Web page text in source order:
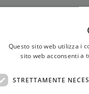
Questo sito web utilizza i
sito web acconsenti a
STRETTAMENTE